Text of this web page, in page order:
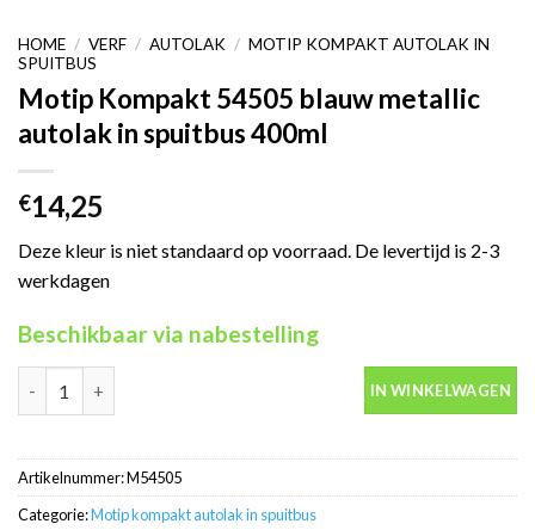
HOME / VERF / AUTOLAK / MOTIP KOMPAKT AUTOLAK IN
SPUITBUS
Motip Kompakt 54505 blauw metallic
autolak in spuitbus 400ml
€14,25
Deze kleur is niet standaard op voorraad. De levertijd is 2-3
werkdagen
Beschikbaar via nabestelling
Motip Kompakt 54505 blauw metallic autolak in spuitbus 400ml
IN WINKELWAGEN
Artikelnummer:M54505
Categorie:Motip kompakt autolak in spuitbus